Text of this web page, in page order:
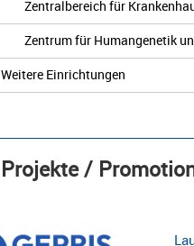
Zentralbereich für
Zentrum für Humangenetik
Weitere Einrichtungen
Projekte /